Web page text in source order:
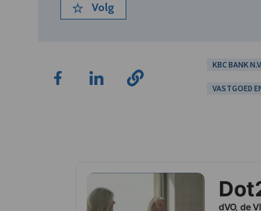
Volg
KBC BANK N.V.
VASTGOED